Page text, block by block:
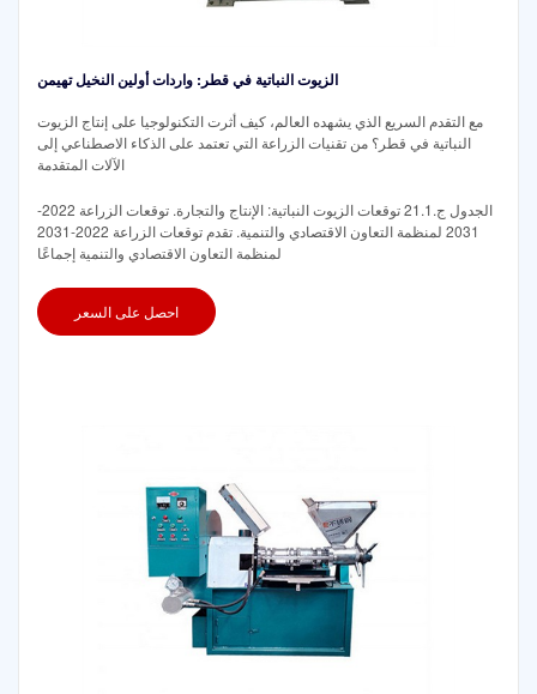
الزيوت النباتية في قطر: واردات أولين النخيل تهيمن
مع التقدم السريع الذي يشهده العالم، كيف أثرت التكنولوجيا على إنتاج الزيوت
النباتية في قطر؟ من تقنيات الزراعة التي تعتمد على الذكاء الاصطناعي إلى
الآلات المتقدمة
الجدول ج.21.1 توقعات الزيوت النباتية: الإنتاج والتجارة. توقعات الزراعة 2022-
2031 لمنظمة التعاون الاقتصادي والتنمية. تقدم توقعات الزراعة 2022-2031
لمنظمة التعاون الاقتصادي والتنمية إجماعًا
احصل على السعر